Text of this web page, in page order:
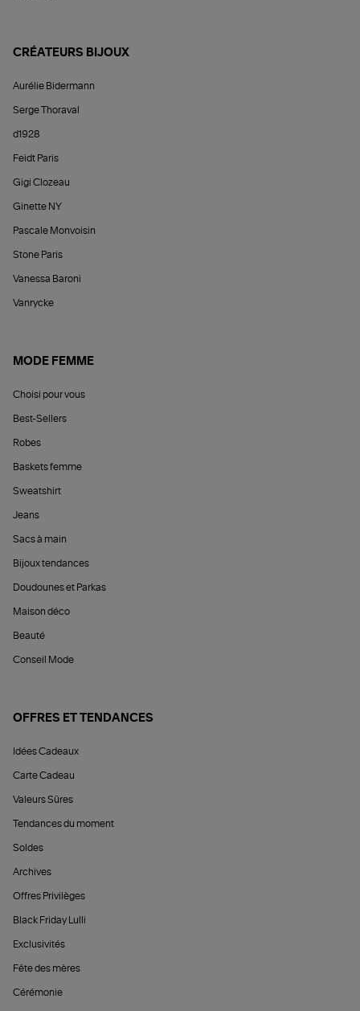
CRÉATEURS BIJOUX
Aurélie Bidermann
Serge Thoraval
d1928
Feidt Paris
Gigi Clozeau
Ginette NY
Pascale Monvoisin
Stone Paris
Vanessa Baroni
Vanrycke
MODE FEMME
Choisi pour vous
Best-Sellers
Robes
Baskets femme
Sweatshirt
Jeans
Sacs à main
Bijoux tendances
Doudounes et Parkas
Maison déco
Beauté
Conseil Mode
OFFRES ET TENDANCES
Idées Cadeaux
Carte Cadeau
Valeurs Sûres
Tendances du moment
Soldes
Archives
Offres Privilèges
Black Friday Lulli
Exclusivités
Fête des mères
Cérémonie